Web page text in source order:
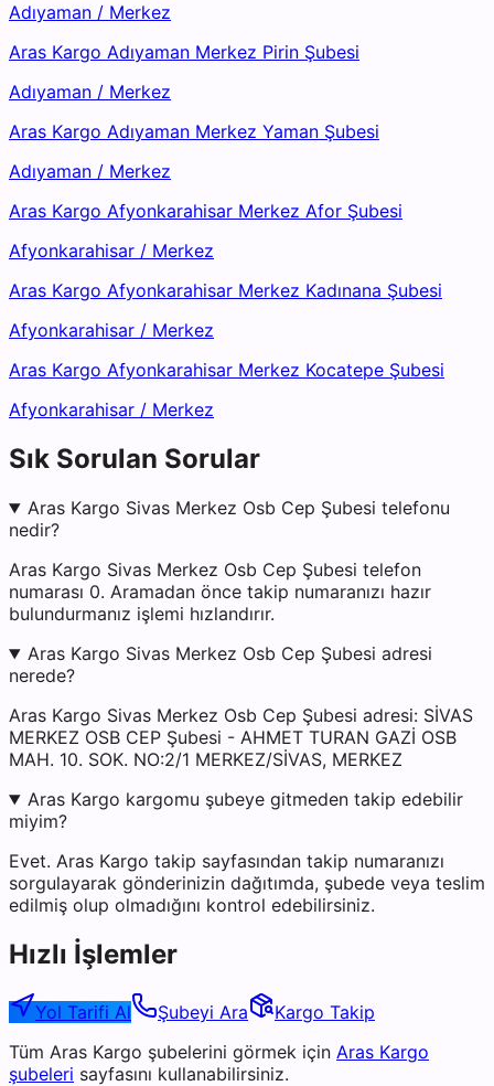
Adıyaman / Merkez
Aras Kargo Adıyaman Merkez Pirin Şubesi
Adıyaman / Merkez
Aras Kargo Adıyaman Merkez Yaman Şubesi
Adıyaman / Merkez
Aras Kargo Afyonkarahisar Merkez Afor Şubesi
Afyonkarahisar / Merkez
Aras Kargo Afyonkarahisar Merkez Kadınana Şubesi
Afyonkarahisar / Merkez
Aras Kargo Afyonkarahisar Merkez Kocatepe Şubesi
Afyonkarahisar / Merkez
Sık Sorulan Sorular
Aras Kargo Sivas Merkez Osb Cep Şubesi telefonu
nedir?
Aras Kargo Sivas Merkez Osb Cep Şubesi telefon
numarası 0. Aramadan önce takip numaranızı hazır
bulundurmanız işlemi hızlandırır.
Aras Kargo Sivas Merkez Osb Cep Şubesi adresi
nerede?
Aras Kargo Sivas Merkez Osb Cep Şubesi adresi: SİVAS
MERKEZ OSB CEP Şubesi - AHMET TURAN GAZİ OSB
MAH. 10. SOK. NO:2/1 MERKEZ/SİVAS, MERKEZ
Aras Kargo kargomu şubeye gitmeden takip edebilir
miyim?
Evet. Aras Kargo takip sayfasından takip numaranızı
sorgulayarak gönderinizin dağıtımda, şubede veya teslim
edilmiş olup olmadığını kontrol edebilirsiniz.
Hızlı İşlemler
Yol Tarifi Al Şubeyi Ara
Kargo Takip
Tüm Aras Kargo şubelerini görmek için Aras Kargo
şubeleri sayfasını kullanabilirsiniz.